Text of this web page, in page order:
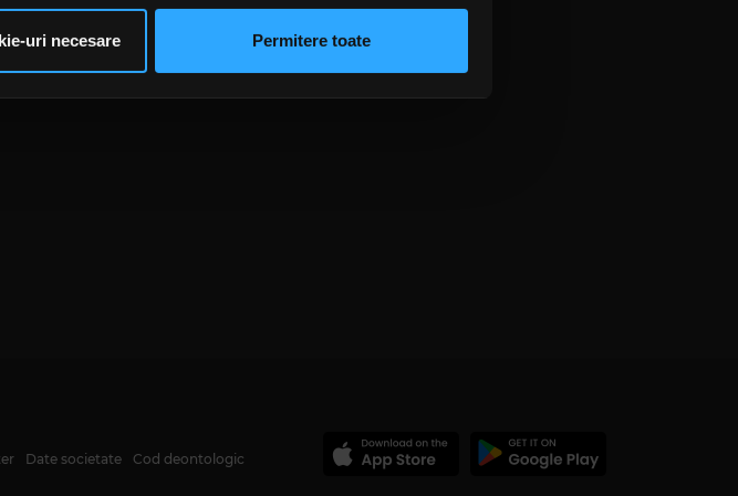
publicitate și de analize informații cu privire la modul în
oferite de dvs. sau culese în urma folosirii serviciilor
uri necesare Permitere toate
Date societate
Cod deontologic